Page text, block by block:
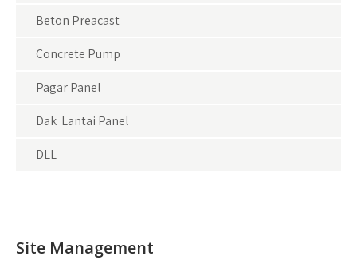
Beton Preacast
Concrete Pump
Pagar Panel
Dak Lantai Panel
DLL
Site Management